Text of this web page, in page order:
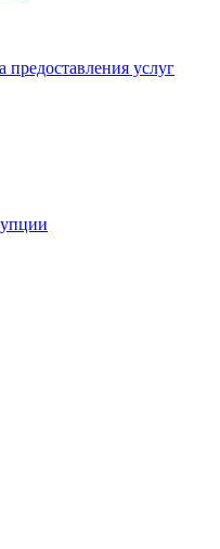
предоставления услуг